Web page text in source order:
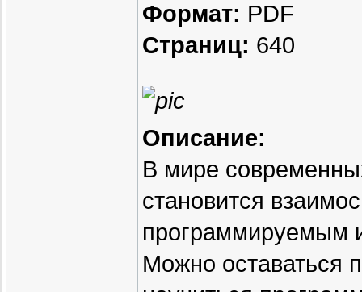
Формат: PDF
Страниц: 640
Описание:
В мире
становится
программируемым
Можно оставаться